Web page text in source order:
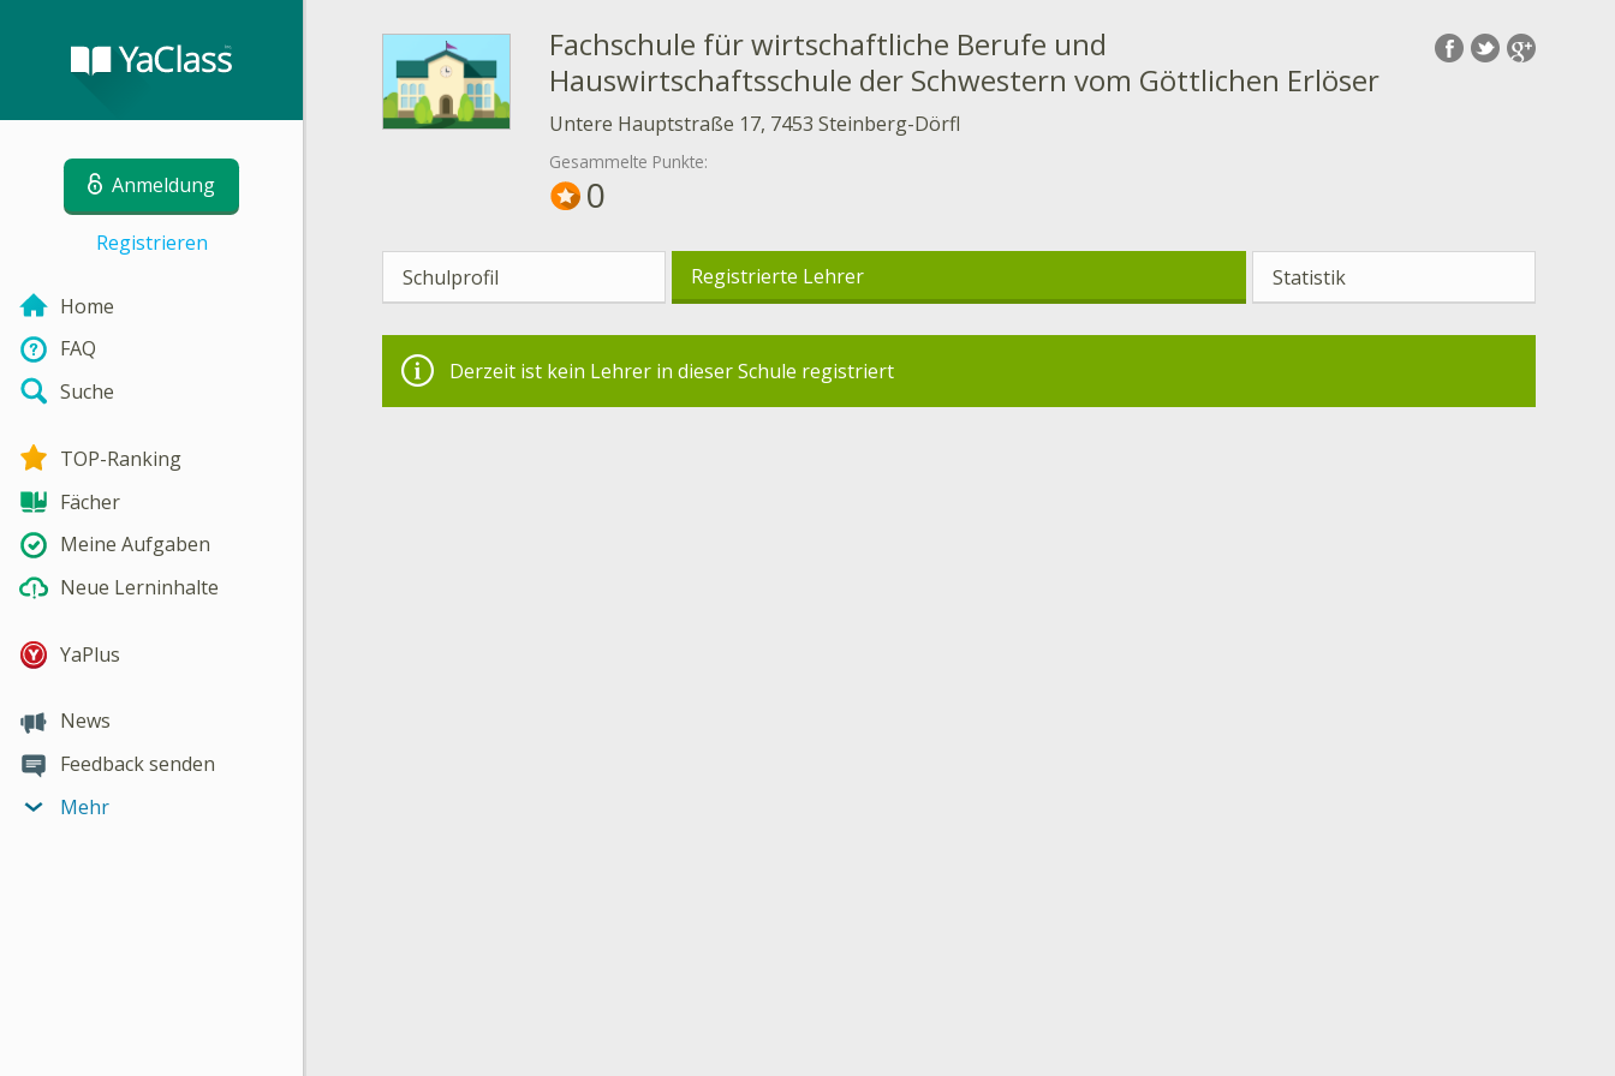
Anmeldung
Registrieren
Home
FAQ
Suche
TOP-Ranking
Fächer
Meine Aufgaben
Neue Lerninhalte
YaPlus
News
Feedback senden
Mehr
Fachschule für wirtschaftliche Berufe und
Hauswirtschaftsschule der Schwestern vom Göttlichen Erlöser
Untere Hauptstraße 17, 7453 Steinberg-Dörfl
Gesammelte Punkte:
0
Schulprofil Registrierte Lehrer Statistik
Derzeit ist kein Lehrer in dieser Schule registriert